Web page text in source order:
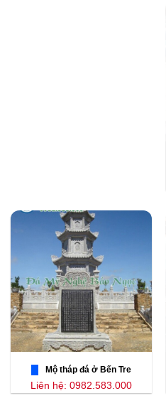
Mộ tháp đá ở Bến Tre
Liên hệ: 0982.583.000